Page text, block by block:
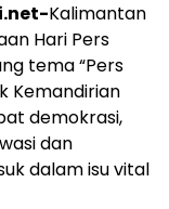
Kalimantan
Hari Pers
tema “Pers
Kemandirian
demokrasi,
dan
dalam isu vital